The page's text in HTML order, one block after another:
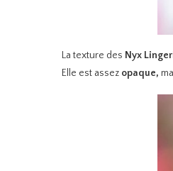
La texture des Nyx
Elle est assez opaque,